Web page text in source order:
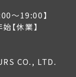
～19:00】
【休業】
CO., LTD.